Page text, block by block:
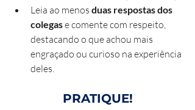
Leia ao menos duas respostas dos
colegas e comente com respeito,
destacando o que achou mais
engraçado ou curioso na experiência
deles.
PRATIQUE!